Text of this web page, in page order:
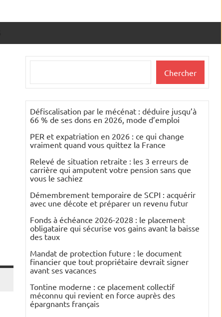
Chercher
Défiscalisation par le mécénat : déduire jusqu’à
66 % de ses dons en 2026, mode d’emploi
PER et expatriation en 2026 : ce qui change
vraiment quand vous quittez la France
Relevé de situation retraite : les 3 erreurs de
carrière qui amputent votre pension sans que
vous le sachiez
Démembrement temporaire de SCPI : acquérir
avec une décote et préparer un revenu futur
Fonds à échéance 2026-2028 : le placement
obligataire qui sécurise vos gains avant la baisse
des taux
Mandat de protection future : le document
financier que tout propriétaire devrait signer
avant ses vacances
Tontine moderne : ce placement collectif
méconnu qui revient en force auprès des
épargnants français